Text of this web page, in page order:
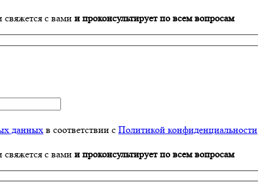
с вами и проконсультирует по всем вопросам
данных в соответствии с Политикой конфиденциальности
с вами и проконсультирует по всем вопросам